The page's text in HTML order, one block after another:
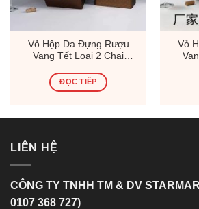
Vỏ Hộp Da Đựng Rượu
Vang Tết Loại 2 Chai
ĐỌC TIẾP
Vỏ
LIÊN HỆ
CÔNG TY TNHH TM & DV
0107 368 727)